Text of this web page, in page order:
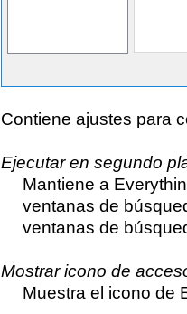
Contiene ajustes para
Ejecutar en segundo
Mantiene a
ventanas de
ventanas de
Mostrar icono de
Muestra el icono de